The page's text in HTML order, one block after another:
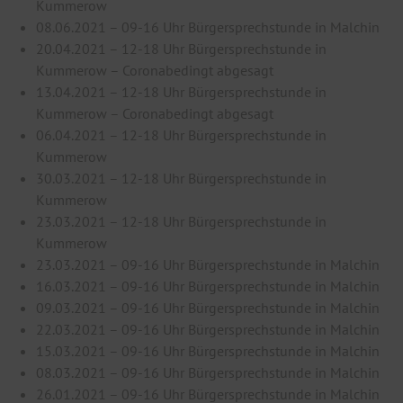
Kummerow
08.06.2021 – 09-16 Uhr Bürgersprechstunde in Malchin
20.04.2021 – 12-18 Uhr Bürgersprechstunde in
Kummerow – Coronabedingt abgesagt
13.04.2021 – 12-18 Uhr Bürgersprechstunde in
Kummerow – Coronabedingt abgesagt
06.04.2021 – 12-18 Uhr Bürgersprechstunde in
Kummerow
30.03.2021 – 12-18 Uhr Bürgersprechstunde in
Kummerow
23.03.2021 – 12-18 Uhr Bürgersprechstunde in
Kummerow
23.03.2021 – 09-16 Uhr Bürgersprechstunde in Malchin
16.03.2021 – 09-16 Uhr Bürgersprechstunde in Malchin
09.03.2021 – 09-16 Uhr Bürgersprechstunde in Malchin
22.03.2021 – 09-16 Uhr Bürgersprechstunde in Malchin
15.03.2021 – 09-16 Uhr Bürgersprechstunde in Malchin
08.03.2021 – 09-16 Uhr Bürgersprechstunde in Malchin
26.01.2021 – 09-16 Uhr Bürgersprechstunde in Malchin